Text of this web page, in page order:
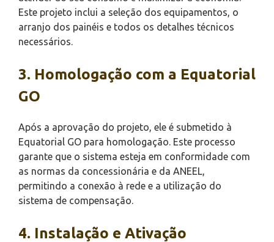
Este projeto inclui a seleção dos equipamentos, o
arranjo dos painéis e todos os detalhes técnicos
necessários.
3. Homologação com a Equatorial
GO
Após a aprovação do projeto, ele é submetido à
Equatorial GO para homologação. Este processo
garante que o sistema esteja em conformidade com
as normas da concessionária e da ANEEL,
permitindo a conexão à rede e a utilização do
sistema de compensação.
4. Instalação e Ativação